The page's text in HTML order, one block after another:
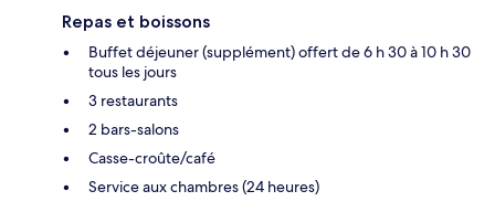
Repas et boissons
Buffet déjeuner (supplément) offert de 6 h 30 à 10 h 30
tous les jours
3 restaurants
2 bars-salons
Casse-croûte/café
Service aux chambres (24 heures)